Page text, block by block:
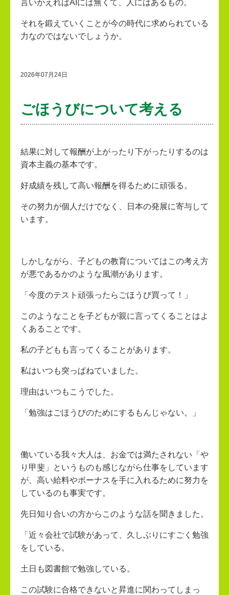
言いかえればAIには無くて、人にはあるもの。
それを鍛えていくことが今の時代に求められている
力なのではないでしょうか。
2026年07月24日
ごほうびについて考える
結果に対して報酬が上がったり下がったりするのは
資本主義の基本です。
好成績を残して高い報酬を得るために頑張る。
その努力が個人だけでなく、日本の発展に寄与して
います。
しかしながら、子どもの教育についてはこの考え方
が悪であるかのような風潮があります。
「今度のテスト頑張ったらごほうび買って！」
このようなことを子どもが親に言ってくることはよ
くあることです。
私の子どもも言ってくることがあります。
私はいつも突っぱねていました。
理由はいつもこうでした。
「勉強はごほうびのためにするもんじゃない。」
働いている我々大人は、お金では満たされない「や
り甲斐」というものも感じながら仕事をしています
が、高い給料やボーナスを手に入れるために努力を
しているのも事実です。
先日知り合いの方からこのような話を聞きました。
「近々会社で試験があって、久しぶりにすごく勉強
をしている。
土日も図書館で勉強している。
この試験に合格できないと昇進に関わってしまっ